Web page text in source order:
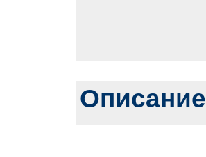
Описание